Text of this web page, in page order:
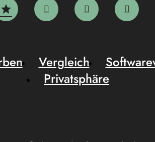
Vergleich
Privatsphäre